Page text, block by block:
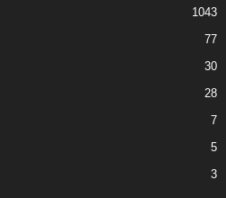
1043
77
30
28
7
5
3